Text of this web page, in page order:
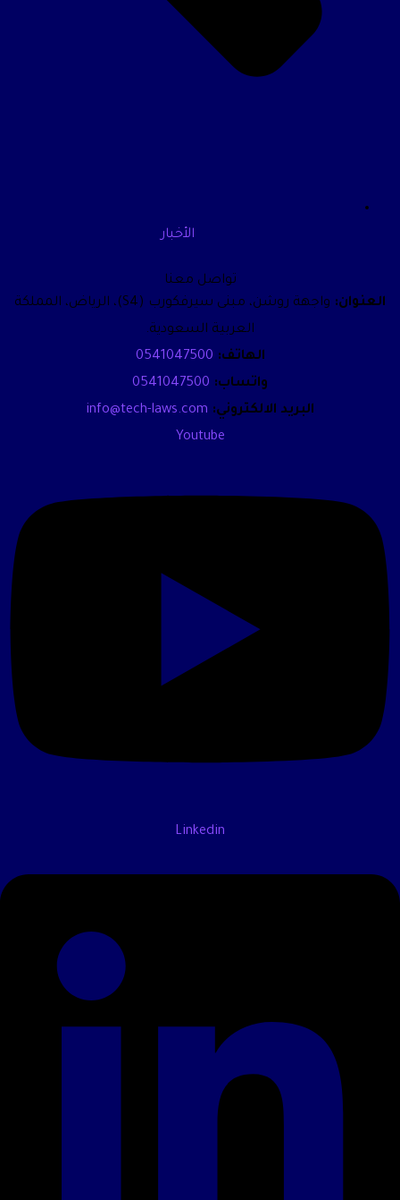
الأخبار
تواصل معنا
العنوان:
واجهة روشن، مبنى سيرفكورب (S4)، الرياض، المملكة
العربية السعودية.
الهاتف: 0541047500
واتساب: 0541047500
البريد الالكتروني: info@tech-laws.com
Youtube
Linkedin